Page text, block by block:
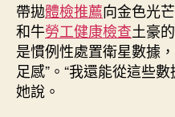
帶拋體檢推薦向金色光
和牛勞工健康檢查土豪的
是慣例性處置衛星數據
足感”。“我還能從這些
她說。